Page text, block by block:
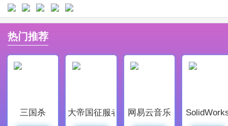
激烈的战斗演出、绚烂的技能特效，画面表现让人沉
浸，激发更强的战斗气势。
3、最强PK
单挑竞技、兄弟国战与万人跨服对抗结合，带来无穷乐
4、海量福利
热门推荐
三国杀 大帝国征服者 网易云音乐